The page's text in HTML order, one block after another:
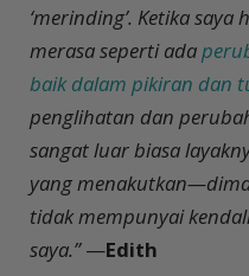
‘merinding’. Ketika saya
merasa seperti ada
baik dalam pikiran dan
penglihatan dan
sangat luar biasa
yang
tidak mempunyai
saya.”—Edith